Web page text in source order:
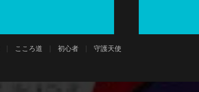
こころ道 初心者 守護天使